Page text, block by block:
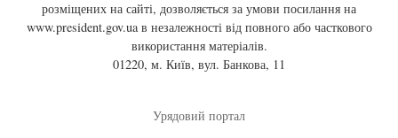
розміщених на сайті, дозволяється за умови посилання на
www.president.gov.uaв незалежності від повного або часткового
використання матеріалів.
01220, м. Київ, вул. Банкова, 11
Урядовий портал